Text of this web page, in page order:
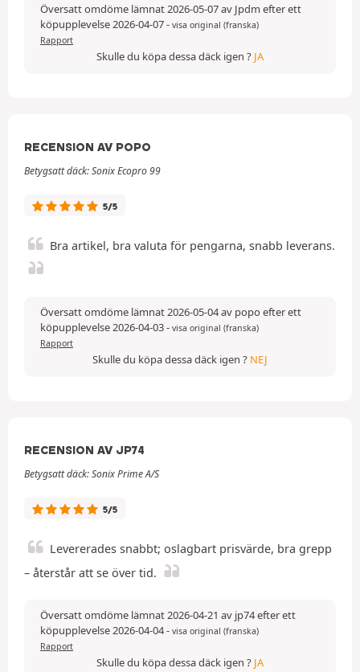
Översatt omdöme lämnat 2026-05-07 av Jpdm efter ett
köpupplevelse 2026-04-07- visa original (franska)
Rapport
Skulle du köpa dessa däck igen ? JA
RECENSION AV POPO
Betygsatt däck: Sonix Ecopro 99
5/5
Bra artikel, bra valuta för pengarna, snabb leverans.
Översatt omdöme lämnat 2026-05-04 av popo efter ett
köpupplevelse 2026-04-03- visa original (franska)
Rapport
Skulle du köpa dessa däck igen ? NEJ
RECENSION AV JP74
Betygsatt däck: Sonix Prime A/S
5/5
Levererades snabbt; oslagbart prisvärde, bra grepp
– återstår att se över tid.
Översatt omdöme lämnat 2026-04-21 av jp74 efter ett
köpupplevelse 2026-04-04- visa original (franska)
Rapport
Skulle du köpa dessa däck igen ? JA